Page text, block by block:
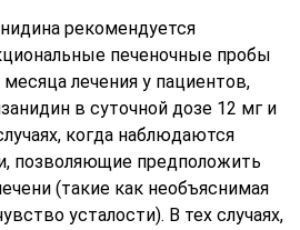
рекомендуется
печеночные пробы
лечения у пациентов,
в суточной дозе 12 мг и
когда наблюдаются
позволяющие предположить
(такие как необъяснимая
усталости). В тех случаях,